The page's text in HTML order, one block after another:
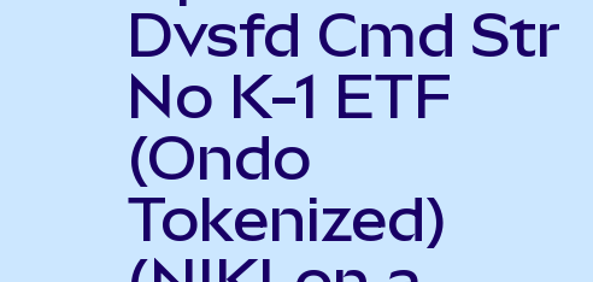
Dvsfd Cmd Str
No K-1 ETF
(Ondo
Tokenized)